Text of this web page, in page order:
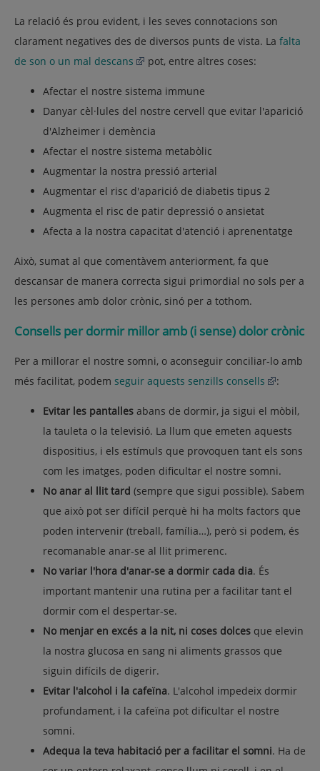
La relació és prou evident, i les seves connotacions son
clarament negatives des de diversos punts de vista. La falta
de son o un mal descans
pot, entre altres coses:
Afectar el nostre sistema immune
Danyar cèl·lules del nostre cervell que evitar l'aparició
d'Alzheimer i demència
Afectar el nostre sistema metabòlic
Augmentar la nostra pressió arterial
Augmentar el risc d'aparició de diabetis tipus 2
Augmenta el risc de patir depressió o ansietat
Afecta a la nostra capacitat d'atenció i aprenentatge
Això, sumat al que comentàvem anteriorment, fa que
descansar de manera correcta sigui primordial no sols per a
les persones amb dolor crònic, sinó per a tothom.
Consells per dormir millor amb (i sense) dolor crònic
Per a millorar el nostre somni, o aconseguir conciliar-lo amb
més facilitat, podem seguir aquests senzills consells :
Evitar les pantalles abans de dormir, ja sigui el mòbil,
la tauleta o la televisió. La llum que emeten aquests
dispositius, i els estímuls que provoquen tant els sons
com les imatges, poden dificultar el nostre somni.
No anar al llit tard (sempre que sigui possible). Sabem
que això pot ser difícil perquè hi ha molts factors que
poden intervenir (treball, família…), però si podem, és
recomanable anar-se al llit primerenc.
No variar l'hora d'anar-se a dormir cada dia. És
important mantenir una rutina per a facilitar tant el
dormir com el despertar-se.
No menjar en excés a la nit, ni coses dolces que elevin
la nostra glucosa en sang ni aliments grassos que
siguin difícils de digerir.
Evitar l'alcohol i la cafeïna. L'alcohol impedeix dormir
profundament, i la cafeïna pot dificultar el nostre
somni.
Adequa la teva habitació per a facilitar el somni. Ha de